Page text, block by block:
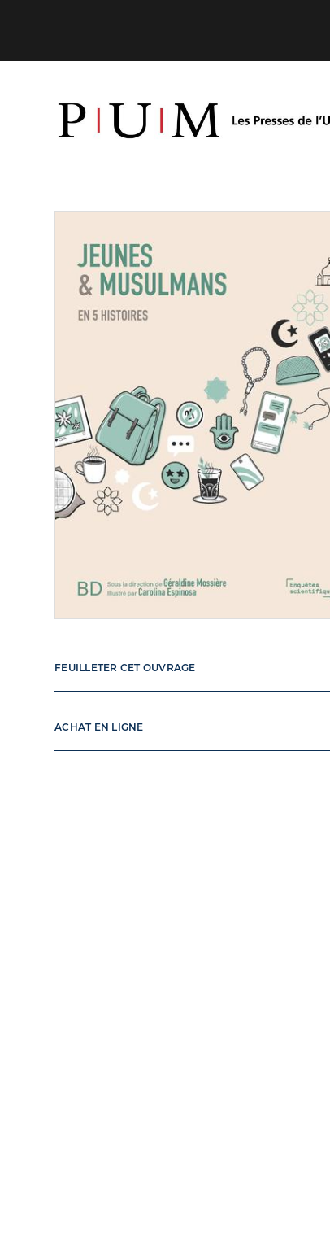
FEUILLETER CET OUVRAGE
ACHAT EN LIGNE